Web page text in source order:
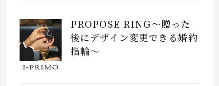
PROPOSE RING～贈った
後にデザイン変更できる婚約
指輪～